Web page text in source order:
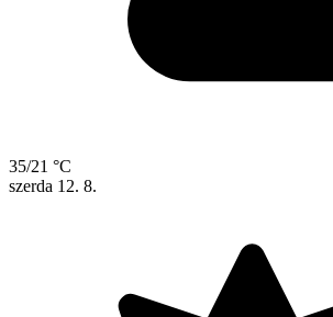
35/21 °C
szerda 12. 8.